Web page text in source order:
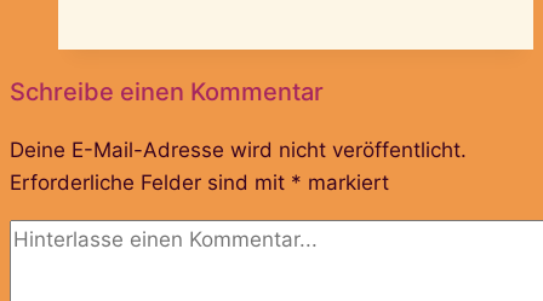
Schreibe einen Kommentar
Deine E-Mail-Adresse wird nicht veröffentlicht.
Erforderliche Felder sind mit * markiert